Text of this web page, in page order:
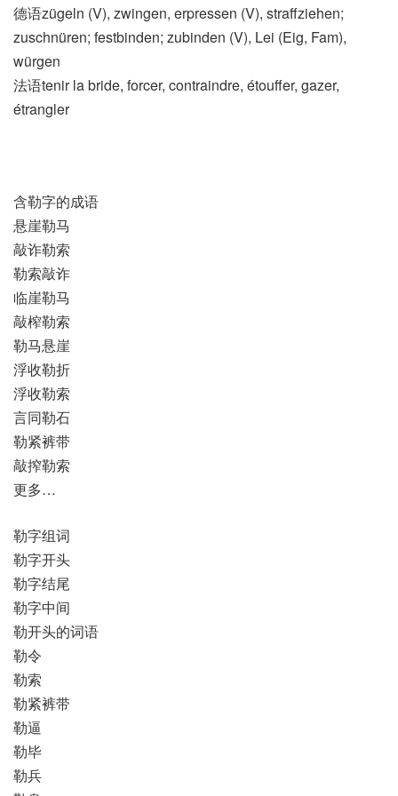
德语zügeln (V)​, zwingen, erpressen (V)​, straffziehen;
zuschnüren; festbinden; zubinden (V)​, Lei (Eig, Fam)​,
würgen
法语tenir la bride, forcer, contraindre, étouffer, gazer,
étrangler
含勒字的成语
悬崖勒马
敲诈勒索
勒索敲诈
临崖勒马
敲榨勒索
勒马悬崖
浮收勒折
浮收勒索
言同勒石
勒紧裤带
敲搾勒索
更多…
勒字组词
勒字开头
勒字结尾
勒字中间
勒开头的词语
勒令
勒索
勒紧裤带
勒逼
勒毕
勒兵